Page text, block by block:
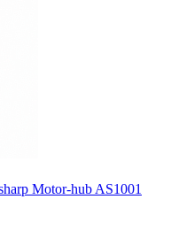
Motor-hub AS1001